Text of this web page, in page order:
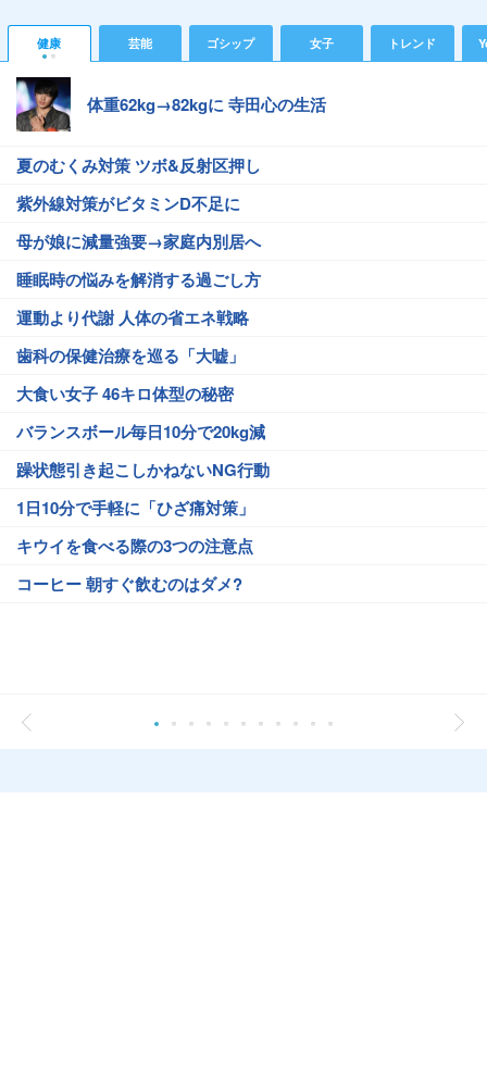
健康 芸能 ゴシップ 女子 トレンド
体重62kg→82kgに 寺田心の生活
夏のむくみ対策 ツボ&反射区押し
紫外線対策がビタミンD不足に
母が娘に減量強要→家庭内別居へ
睡眠時の悩みを解消する過ごし方
運動より代謝 人体の省エネ戦略
歯科の保健治療を巡る「大嘘」
大食い女子 46キロ体型の秘密
バランスボール毎日10分で20kg減
躁状態引き起こしかねないNG行動
1日10分で手軽に「ひざ痛対策」
キウイを食べる際の3つの注意点
コーヒー 朝すぐ飲むのはダメ?